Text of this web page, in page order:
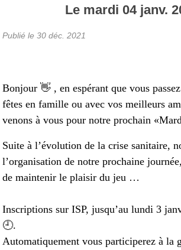
Le mardi 04 janv.
Publié le 30 déc. 2021
Bonjour 👋 , en espérant que vous
fêtes en famille ou avec vos meilleurs
venons à vous pour notre prochain
Suite à l’évolution de la crise sanitaire,
l’organisation de notre prochaine
de maintenir le plaisir du jeu …
Inscriptions sur ISP, jusqu’au lundi 3
🕘.
Automatiquement vous participerez à la